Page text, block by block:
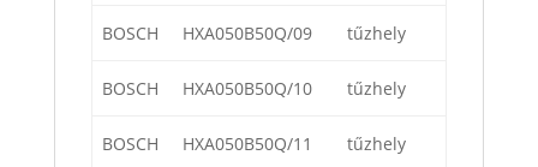
BOSCH HXA050B50Q/09 tűzhely
BOSCH HXA050B50Q/10 tűzhely
BOSCH HXA050B50Q/11 tűzhely